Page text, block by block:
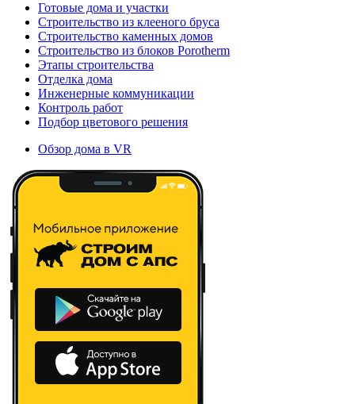
Готовые дома и участки
Строительство из клееного бруса
Строительство каменных домов
Строительство из блоков Porotherm
Этапы строительства
Отделка дома
Инженерные коммуникации
Контроль работ
Подбор цветового решения
Обзор дома в VR